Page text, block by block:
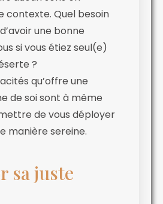
contexte. Quel besoin
une bonne
si vous étiez seul(e)
?
qu’offre une
de soi sont à même
de vous déployer
manière sereine.
sa juste